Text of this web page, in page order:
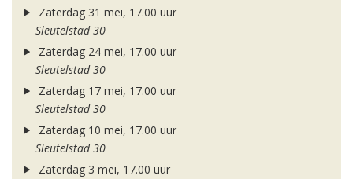
Zaterdag 31 mei, 17.00 uur
Sleutelstad 30
Zaterdag 24 mei, 17.00 uur
Sleutelstad 30
Zaterdag 17 mei, 17.00 uur
Sleutelstad 30
Zaterdag 10 mei, 17.00 uur
Sleutelstad 30
Zaterdag 3 mei, 17.00 uur